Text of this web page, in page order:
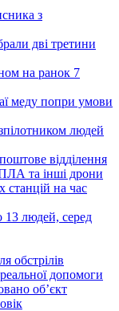
з
дві третини
на ранок 7
меду попри умови
людей
відділення
та інші дрони
станцій на час
13 людей, серед
обстрілів
допомоги
об’єкт